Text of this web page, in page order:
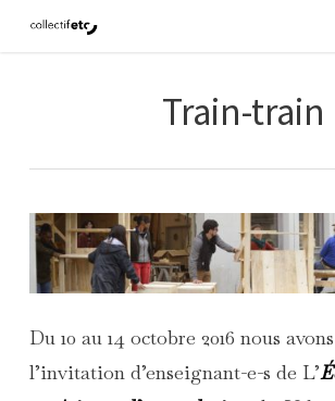
Train-train
Du 10 au 14 octobre 2016 nous
l’invitation d’enseignant-e-s de L’